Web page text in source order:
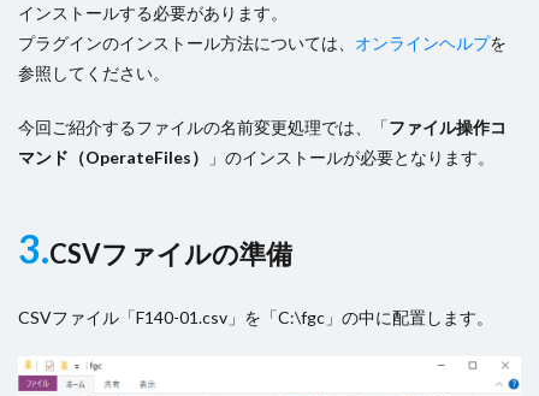
インストールする必要があります。
プラグインのインストール方法については、 オンラインヘルプを
参照してください。
今回ご紹介するファイルの名前変更処理では、「ファイル操作コ
マンド（OperateFiles）
」のインストールが必要となります。
3.CSVファイルの準備
CSVファイル「F140-01.csv」を「C:\fgc」の中に配置します。